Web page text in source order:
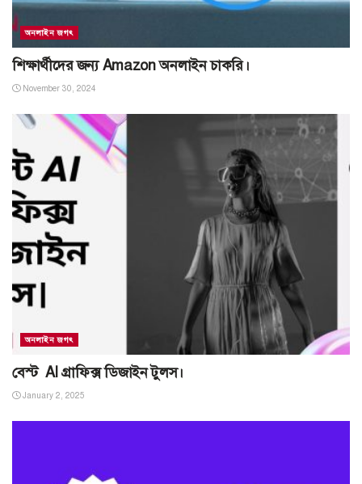
অনলাইন জগৎ
শিক্ষার্থীদের জন্য Amazon অনলাইন চাকরি।
November 30, 2024
অনলাইন জগৎ
বেস্ট AI গ্রাফিক্স ডিজাইন টুলস।
January 2, 2025